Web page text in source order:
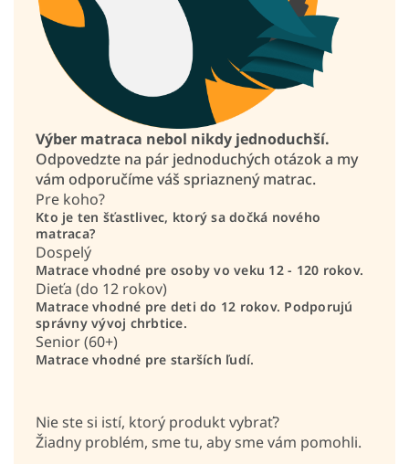
Výber matraca nebol nikdy jednoduchší.
Odpovedzte na pár jednoduchých otázok a my
vám odporučíme váš spriaznený matrac.
Pre koho?
Kto je ten šťastlivec, ktorý sa dočká nového
matraca?
Dospelý
Matrace vhodné pre osoby vo veku 12 - 120 rokov.
Dieťa (do 12 rokov)
Matrace vhodné pre deti do 12 rokov. Podporujú
správny vývoj chrbtice.
Senior (60+)
Matrace vhodné pre starších ľudí.
Nie ste si istí, ktorý produkt vybrať?
Žiadny problém, sme tu, aby sme vám pomohli.